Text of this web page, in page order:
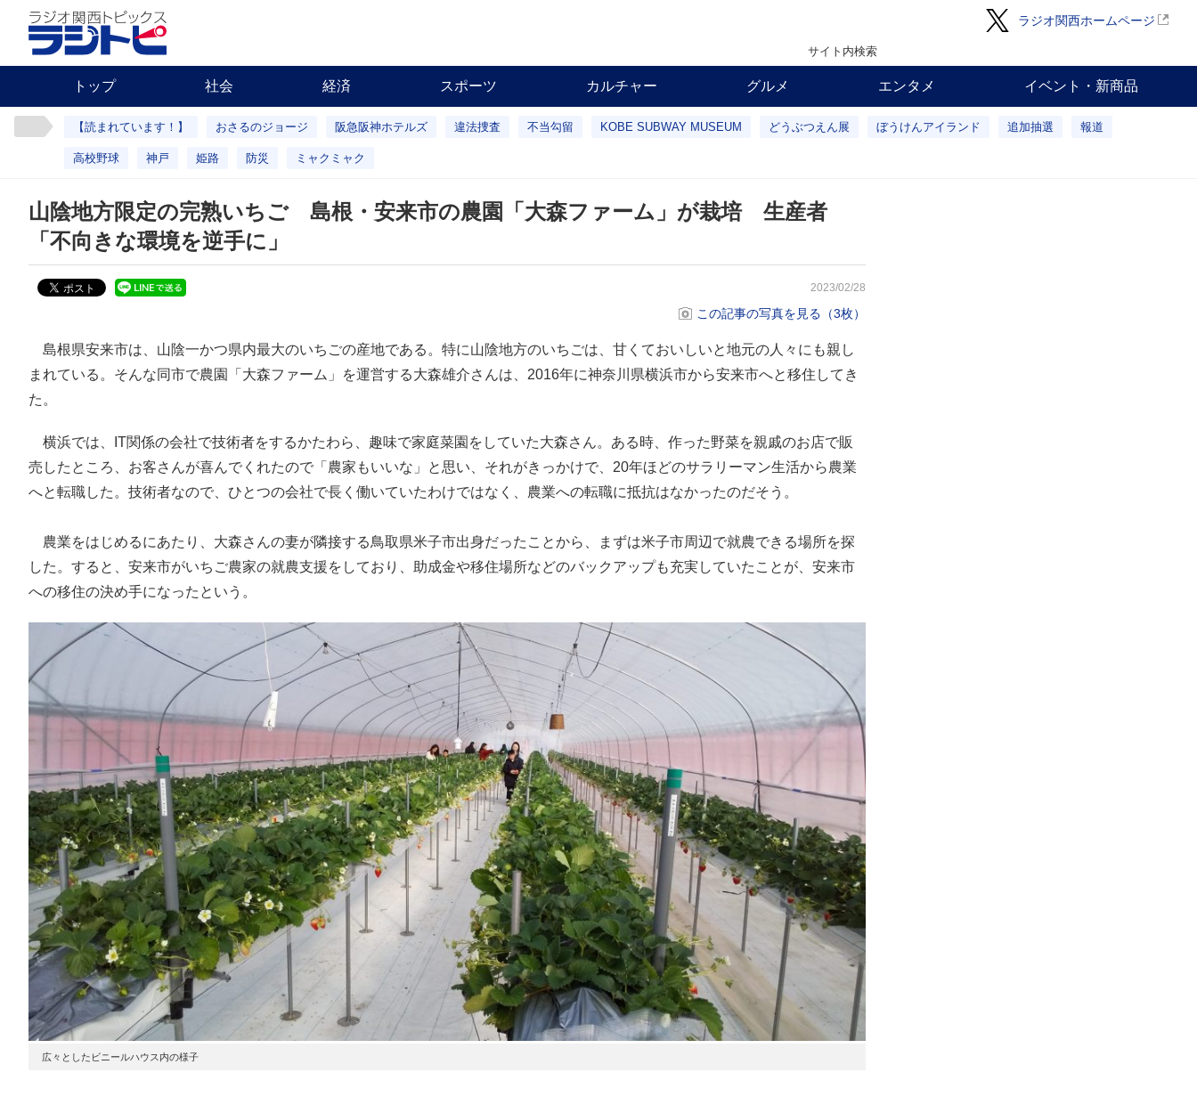
ラジオ関西ホームページ
サイト内検索
トップ 社会 経済 スポーツ カルチャー グルメ エンタメ イベント・新商品
【読まれています！】 おさるのジョージ 阪急阪神ホテルズ 違法捜査 不当勾留 KOBE SUBWAY MUSEUM どうぶつえん展 ぼうけんアイランド 追加抽選 報道
高校野球 神戸 姫路 防災 ミャクミャク
山陰地方限定の完熟いちご 島根・安来市の農園「大森ファーム」が栽培 生産者
「不向きな環境を逆手に」
2023/02/28
この記事の写真を見る（3枚）
島根県安来市は、山陰一かつ県内最大のいちごの産地である。特に山陰地方のいちごは、甘くておいしいと地元の人々にも親し
まれている。そんな同市で農園「大森ファーム」を運営する大森雄介さんは、2016年に神奈川県横浜市から安来市へと移住してき
た。
横浜では、IT関係の会社で技術者をするかたわら、趣味で家庭菜園をしていた大森さん。ある時、作った野菜を親戚のお店で販
売したところ、お客さんが喜んでくれたので「農家もいいな」と思い、それがきっかけで、20年ほどのサラリーマン生活から農業
へと転職した。技術者なので、ひとつの会社で長く働いていたわけではなく、農業への転職に抵抗はなかったのだそう。
農業をはじめるにあたり、大森さんの妻が隣接する鳥取県米子市出身だったことから、まずは米子市周辺で就農できる場所を探
した。すると、安来市がいちご農家の就農支援をしており、助成金や移住場所などのバックアップも充実していたことが、安来市
への移住の決め手になったという。
広々としたビニールハウス内の様子